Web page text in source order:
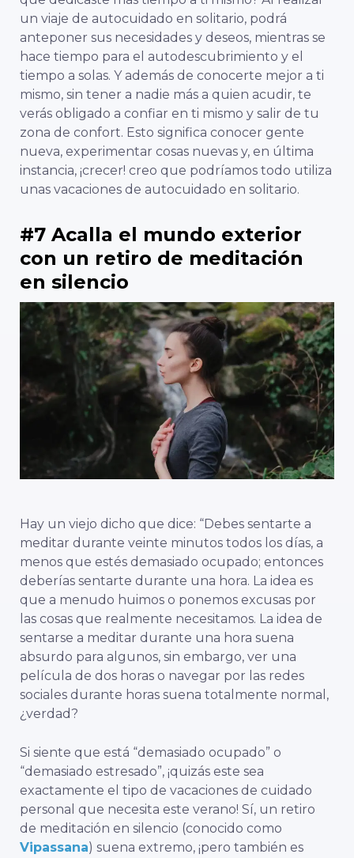
un viaje de autocuidado en solitario, podrá
anteponer sus necesidades y deseos, mientras se
hace tiempo para el autodescubrimiento y el
tiempo a solas. Y además de conocerte mejor a ti
mismo, sin tener a nadie más a quien acudir, te
verás obligado a confiar en ti mismo y salir de tu
zona de confort. Esto significa conocer gente
nueva, experimentar cosas nuevas y, en última
instancia, ¡crecer! creo que podríamos todo utiliza
unas vacaciones de autocuidado en solitario.
#7 Acalla el mundo exterior
con un retiro de meditación
en silencio
Hay un viejo dicho que dice: “Debes sentarte a
meditar durante veinte minutos todos los días, a
menos que estés demasiado ocupado; entonces
deberías sentarte durante una hora. La idea es
que a menudo huimos o ponemos excusas por
las cosas que realmente necesitamos. La idea de
sentarse a meditar durante una hora suena
absurdo para algunos, sin embargo, ver una
película de dos horas o navegar por las redes
sociales durante horas suena totalmente normal,
¿verdad?
Si siente que está “demasiado ocupado” o
“demasiado estresado”, ¡quizás este sea
exactamente el tipo de vacaciones de cuidado
personal que necesita este verano! Sí, un retiro
de meditación en silencio (conocido como
Vipassana) suena extremo, ¡pero también es